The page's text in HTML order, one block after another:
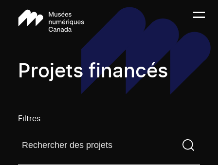
Projets financés
Filtres
Trouvez un projetVous devez saisir un terme de